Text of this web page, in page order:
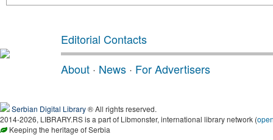
Editorial Contacts
About · News · For Advertisers
Serbian Digital Library® All rights reserved.
2014-2026, LIBRARY.RS is a part of Libmonster, international library network (
Keeping the heritage of Serbia